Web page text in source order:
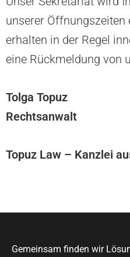
unserer Öffnungszeiten
erhalten in der Regel
eine Rückmeldung von
Tolga Topuz
Rechtsanwalt
Topuz Law – Kanzlei
Gemeinsam finden wir